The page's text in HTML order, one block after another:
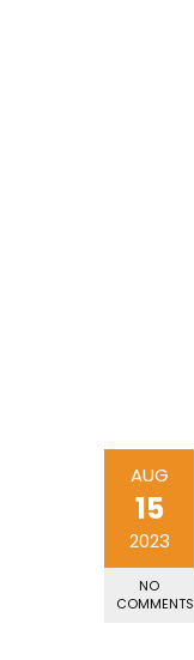
AUG
15
2023
NO
COMMENTS